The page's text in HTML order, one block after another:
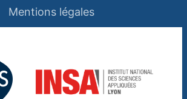
Mentions légales